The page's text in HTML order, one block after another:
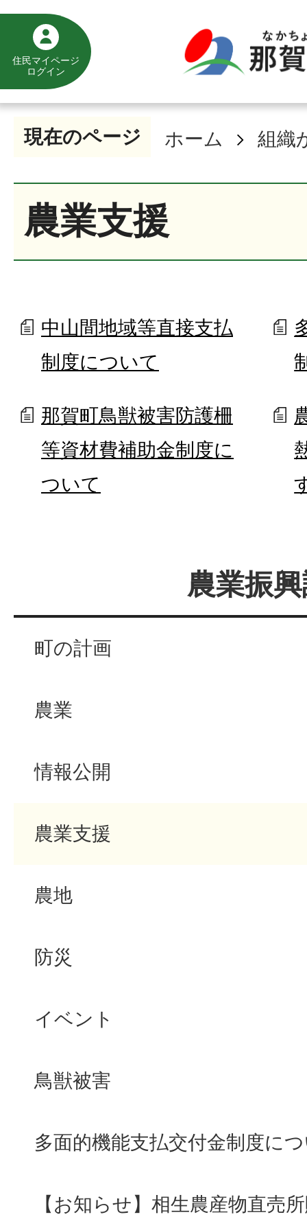
住民マイページ
ログイン
現在のページ ホーム 組織
農業支援
中山間地域等直接支払
制度について
那賀町鳥獣被害防護柵
等資材費補助金制度に
ついて
農業振
町の計画
農業
情報公開
農業支援
農地
防災
イベント
鳥獣被害
多面的機能支払交付金制度に
【お知らせ】相生農産物直売